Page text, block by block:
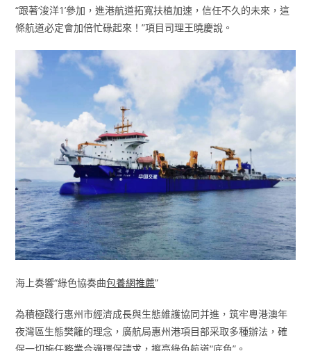
“跟著‘浚洋1’參加，進港航道拓寬扶植加速，信任不久的未來，這
條航道必定會加倍忙碌起來！”項目司理王曉慶說。
海上奏響“綠色協奏曲包養網推薦”
為積極踐行惠州市經濟成長與生態維護協同并進，筑牢粵港澳年
夜灣區生態樊籬的理念，廣航局惠州港項目部采取多種辦法，確